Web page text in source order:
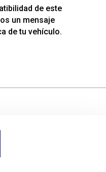
de este
un mensaje
de tu vehículo.